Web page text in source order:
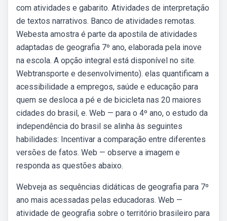
com atividades e gabarito. Atividades de interpretação
de textos narrativos. Banco de atividades remotas.
Webesta amostra é parte da apostila de atividades
adaptadas de geografia 7º ano, elaborada pela inove
na escola. A opção integral está disponível no site.
Webtransporte e desenvolvimento). elas quantificam a
acessibilidade a empregos, saúde e educação para
quem se desloca a pé e de bicicleta nas 20 maiores
cidades do brasil, e. Web — para o 4º ano, o estudo da
independência do brasil se alinha às seguintes
habilidades: Incentivar a comparação entre diferentes
versões de fatos. Web — observe a imagem e
responda as questões abaixo.
Webveja as sequências didáticas de geografia para 7º
ano mais acessadas pelas educadoras. Web —
atividade de geografia sobre o território brasileiro para